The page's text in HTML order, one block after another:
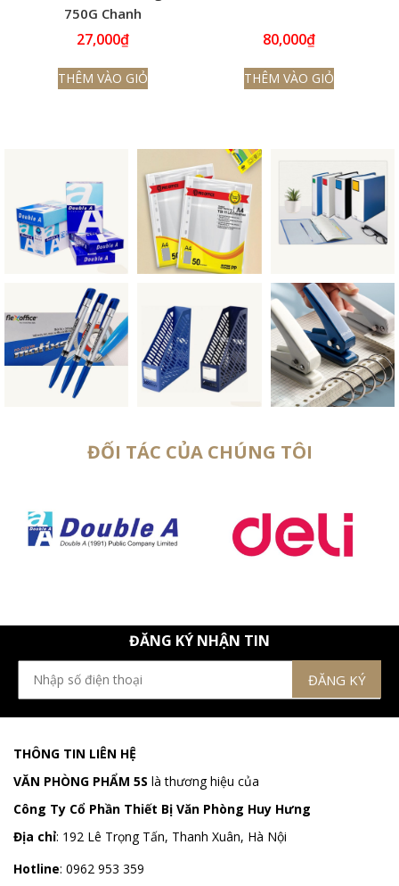
750G Chanh
27,000₫
THÊM VÀO GIỎ
80,000₫
THÊM VÀO GIỎ
ĐỐI TÁC CỦA CHÚNG TÔI
ĐĂNG KÝ NHẬN TIN
THÔNG TIN LIÊN HỆ
VĂN PHÒNG PHẨM 5S là thương hiệu của
Công Ty Cổ Phần Thiết Bị Văn Phòng Huy Hưng
Địa chỉ: 192 Lê Trọng Tấn, Thanh Xuân, Hà Nội
Hotline: 0962 953 359